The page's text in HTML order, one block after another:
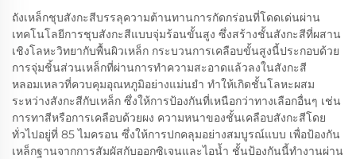
ถังเหล็กชุบสังกะสีบรรลุความต้านทานการกัดกร่อนที่โดดเด่นผ่าน
เทคโนโลยีการชุบสังกะสีแบบจุ่มร้อนขั้นสูง ซึ่งสร้างชั้นสังกะสีที่ผสาน
เชิงโลหะวิทยากับพื้นผิวเหล็ก กระบวนการเคลือบขั้นสูงนี้ประกอบด้วย
การจุ่มชิ้นส่วนเหล็กที่ผ่านการทำความสะอาดแล้วลงในสังกะสี
หลอมเหลวที่ควบคุมอุณหภูมิอย่างแม่นยำ ทำให้เกิดชั้นโลหะผสม
ระหว่างสังกะสีกับเหล็ก ซึ่งให้การป้องกันที่เหนือกว่าทางเลือกอื่นๆ เช่น
การทาสีหรือการเคลือบด้วยผง ความหนาของชั้นเคลือบสังกะสีโดย
ทั่วไปอยู่ที่ 85 ไมครอน ซึ่งให้การปกคลุมอย่างสมบูรณ์แบบ เพื่อป้องกัน
เหล็กฐานจากการสัมผัสกับออกซิเจนและไอน้ำ ชั้นป้องกันนี้ทำงานผ่าน